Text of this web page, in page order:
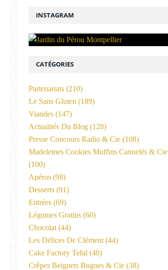
INSTAGRAM
CATÉGORIES
Partenariats (210)
Le Sans Gluten (189)
Viandes (147)
Actualités Du Blog (128)
Presse Concours Radio & Cie (108)
Madeleines Cookies Muffins Cannelés & Cie
(100)
Apéros (98)
Desserts (91)
Entrées (69)
Légumes Gratins (60)
Chocolat (44)
Les Délices De Clément (44)
Cake Factory Tefal (40)
Crêpes Beignets Bugnes & Cie (38)